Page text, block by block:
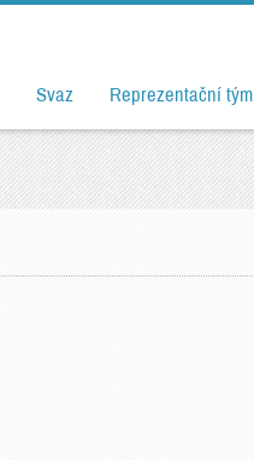
Svaz Reprezentační tým